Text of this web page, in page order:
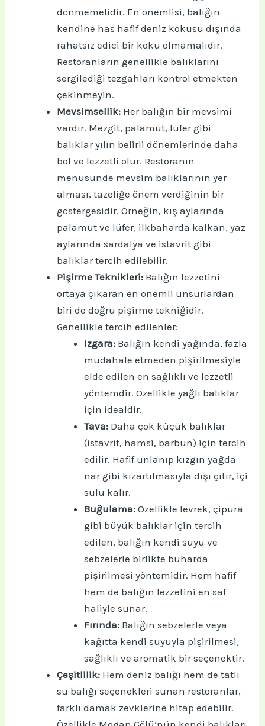
dönmemelidir. En önemlisi, balığın
kendine has hafif deniz kokusu dışında
rahatsız edici bir koku olmamalıdır.
Restoranların genellikle balıklarını
sergilediği tezgahları kontrol etmekten
çekinmeyin.
Mevsimsellik: Her balığın bir mevsimi
vardır. Mezgit, palamut, lüfer gibi
balıklar yılın belirli dönemlerinde daha
bol ve lezzetli olur. Restoranın
menüsünde mevsim balıklarının yer
alması, tazeliğe önem verdiğinin bir
göstergesidir. Örneğin, kış aylarında
palamut ve lüfer, ilkbaharda kalkan, yaz
aylarında sardalya ve istavrit gibi
balıklar tercih edilebilir.
Pişirme Teknikleri: Balığın lezzetini
ortaya çıkaran en önemli unsurlardan
biri de doğru pişirme tekniğidir.
Genellikle tercih edilenler:
Izgara:Balığın kendi yağında, fazla
müdahale etmeden pişirilmesiyle
elde edilen en sağlıklı ve lezzetli
yöntemdir. Özellikle yağlı balıklar
için idealdir.
Tava:Daha çok küçük balıklar
(istavrit, hamsi, barbun) için tercih
edilir. Hafif unlanıp kızgın yağda
nar gibi kızartılmasıyla dışı çıtır, içi
sulu kalır.
Buğulama:Özellikle levrek, çipura
gibi büyük balıklar için tercih
edilen, balığın kendi suyu ve
sebzelerle birlikte buharda
pişirilmesi yöntemidir. Hem hafif
hem de balığın lezzetini en saf
haliyle sunar.
Fırında:Balığın sebzelerle veya
kağıtta kendi suyuyla pişirilmesi,
sağlıklı ve aromatik bir seçenektir.
Çeşitlilik: Hem deniz balığı hem de tatlı
su balığı seçenekleri sunan restoranlar,
farklı damak zevklerine hitap edebilir.